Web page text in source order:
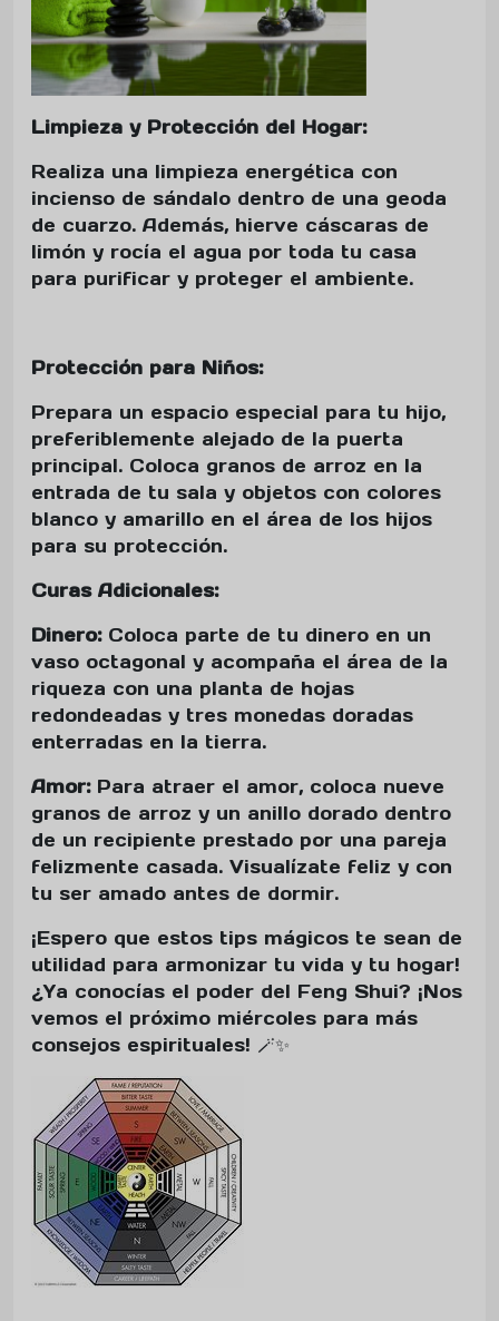
Limpieza y Protección del Hogar:
Realiza una limpieza energética con
incienso de sándalo dentro de una geoda
de cuarzo. Además, hierve cáscaras de
limón y rocía el agua por toda tu casa
para purificar y proteger el ambiente.
Protección para Niños:
Prepara un espacio especial para tu hijo,
preferiblemente alejado de la puerta
principal. Coloca granos de arroz en la
entrada de tu sala y objetos con colores
blanco y amarillo en el área de los hijos
para su protección.
Curas Adicionales:
Dinero:Coloca parte de tu dinero en un
vaso octagonal y acompaña el área de la
riqueza con una planta de hojas
redondeadas y tres monedas doradas
enterradas en la tierra.
Amor:Para atraer el amor, coloca nueve
granos de arroz y un anillo dorado dentro
de un recipiente prestado por una pareja
felizmente casada. Visualízate feliz y con
tu ser amado antes de dormir.
¡Espero que estos tips mágicos te sean de
utilidad para armonizar tu vida y tu hogar!
¿Ya conocías el poder del Feng Shui? ¡Nos
vemos el próximo miércoles para más
consejos espirituales! 🪄✨